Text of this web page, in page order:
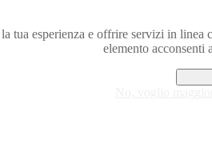
tua esperienza e offrire servizi in
elemento acconsenti